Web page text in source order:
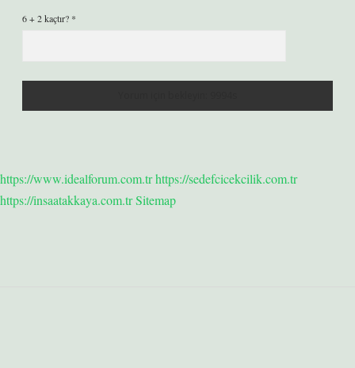
6 + 2 kaçtır? *
https://www.idealforum.com.trhttps://sedefcicekcilik.com.tr
https://insaatakkaya.com.trSitemap